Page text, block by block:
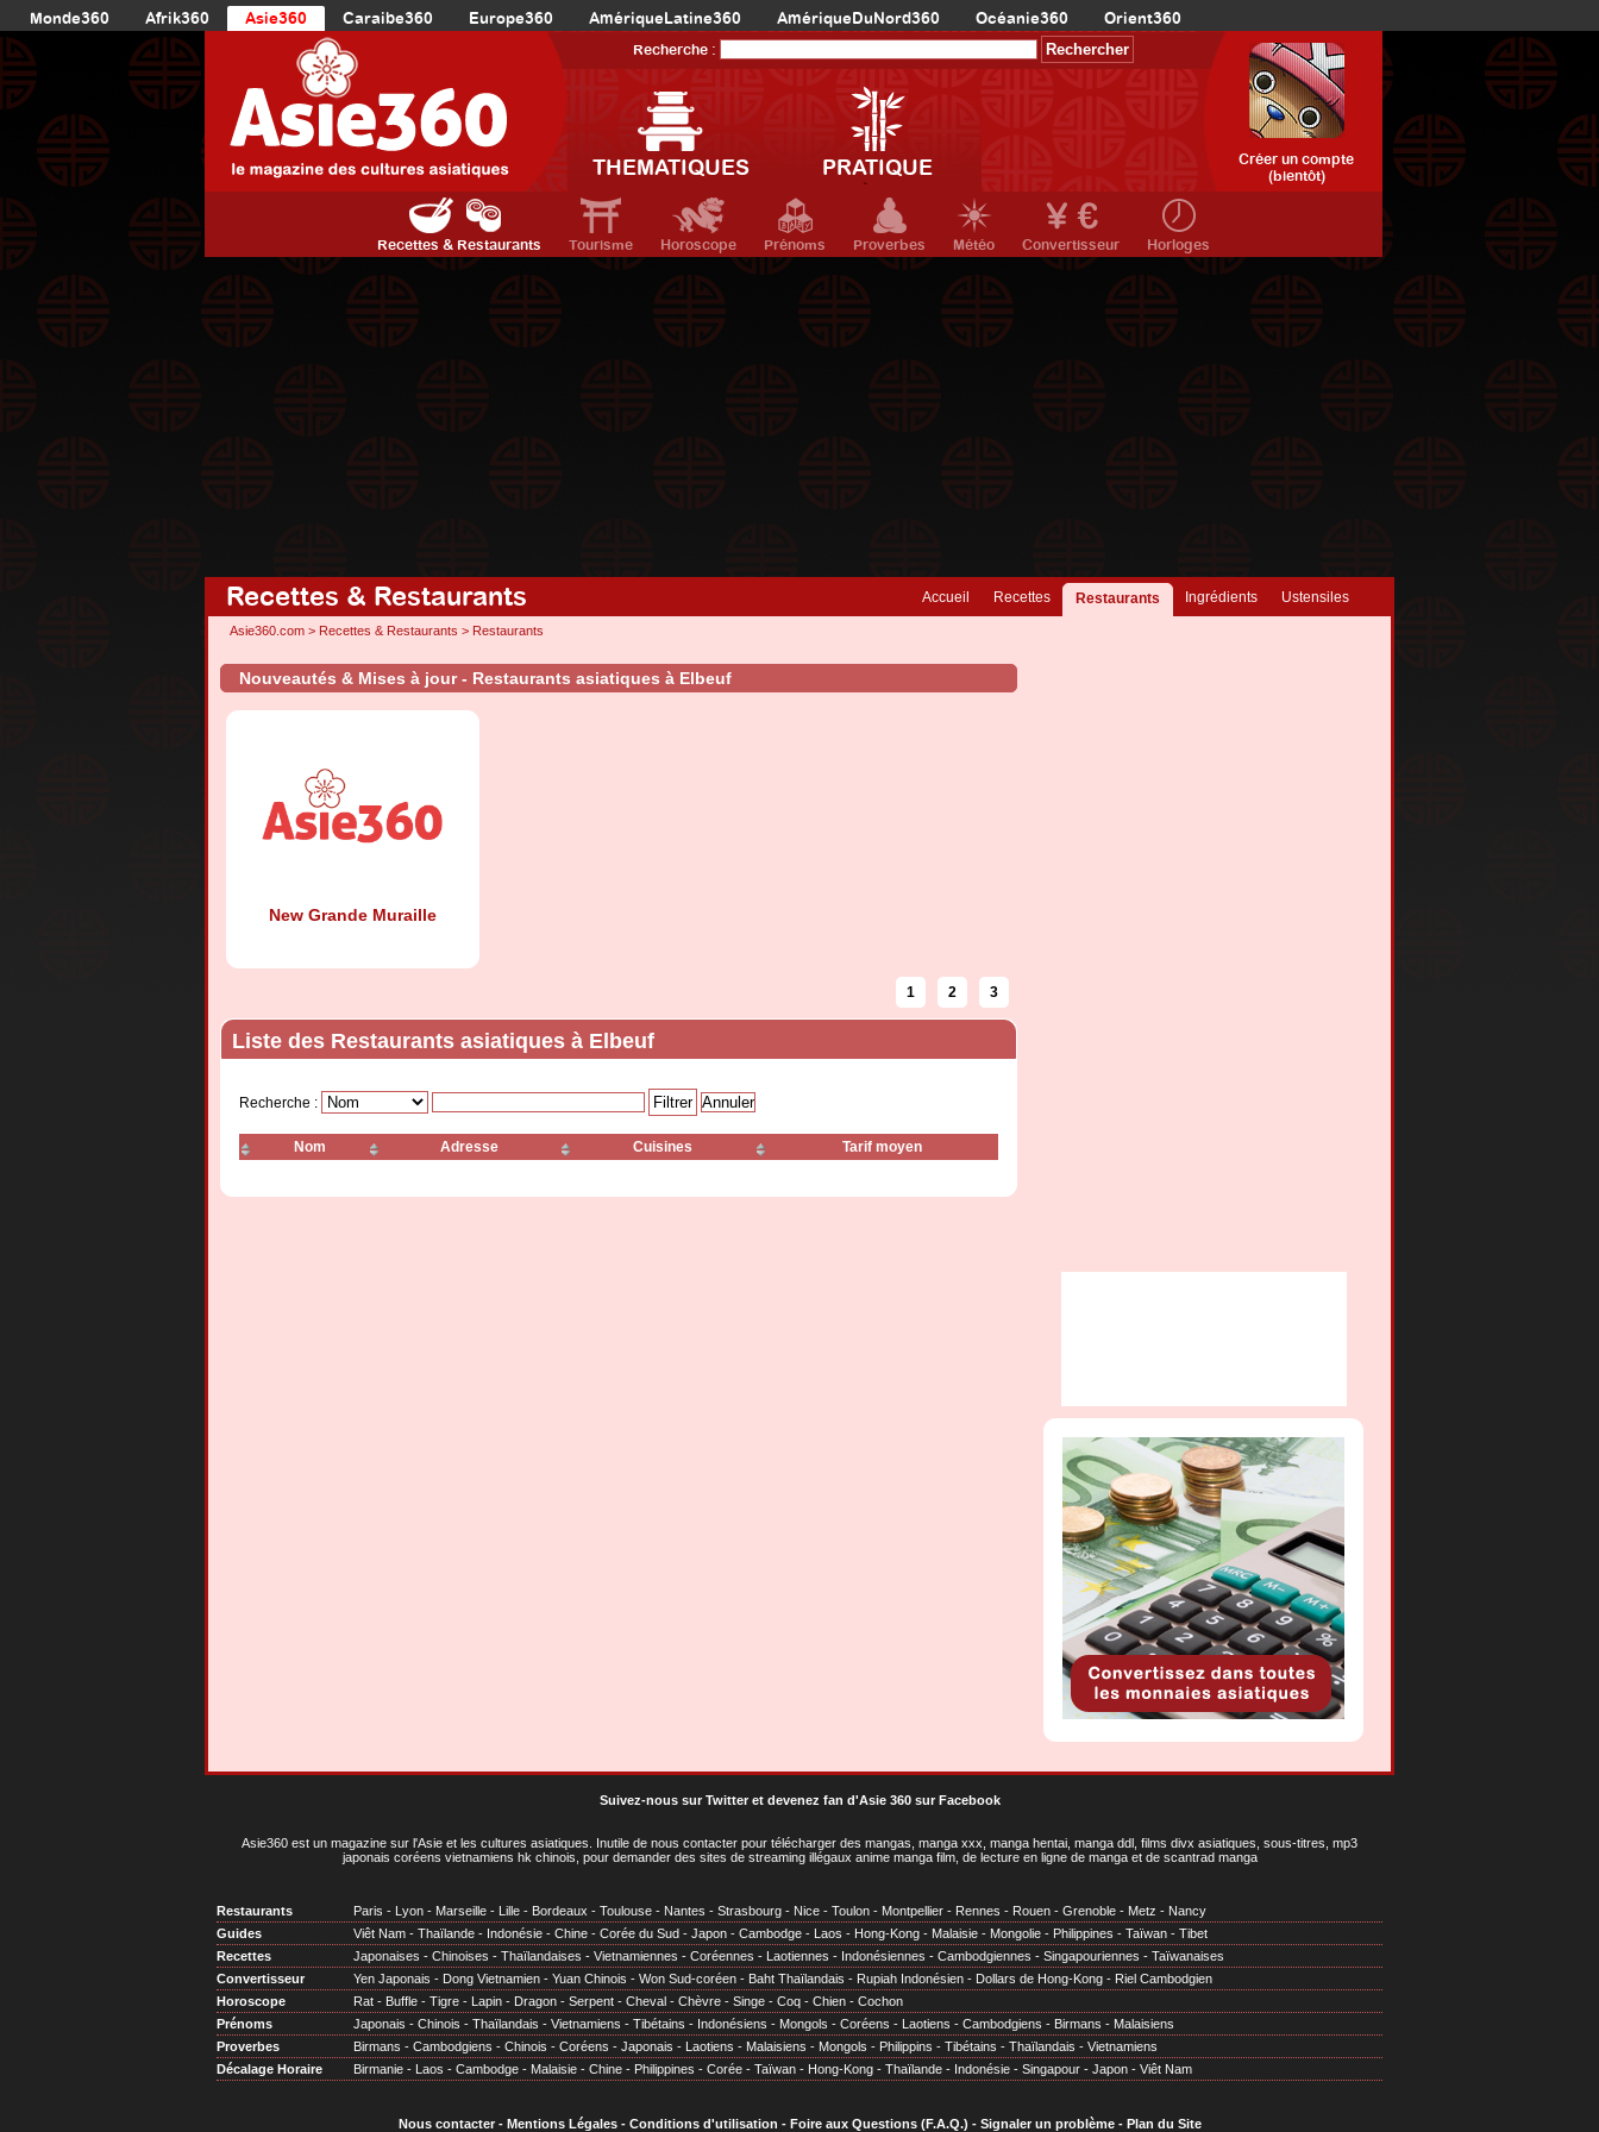
Monde360 Afrik360 Asie360 Caraibe360 Europe360 AmériqueLatine360 AmériqueDuNord360 Océanie360 Orient360
Recherche :
THEMATIQUES PRATIQUE
Créer un compte
(bientôt)
Recettes & Restaurants Tourisme Horoscope Prénoms Proverbes Météo Convertisseur Horloges
Recettes & Restaurants Ustensiles
Ingrédients
Restaurants
Recettes
Accueil
Asie360.com > Recettes & Restaurants > Restaurants
Nouveautés & Mises à jour - Restaurants asiatiques à Elbeuf
New Grande Muraille
1 2 3
Liste des Restaurants asiatiques à Elbeuf
Recherche :
Nom Adresse Cuisines Tarif moyen
Suivez-nous sur Twitteret devenez fan d'Asie 360 sur Facebook
Asie360 est un magazine sur l'Asie et les cultures asiatiques . Inutile de nous contacter pour télécharger des mangas, manga xxx, manga hentai, manga ddl, films divx asiatiques, sous-titres, mp3
japonais coréens vietnamiens hk chinois, pour demander des sites de streaming illégaux anime manga film, de lecture en ligne de manga et de scantrad manga
Restaurants Paris - Lyon - Marseille - Lille - Bordeaux - Toulouse - Nantes - Strasbourg - Nice - Toulon - Montpellier - Rennes - Rouen - Grenoble - Metz - Nancy
Guides
Viêt Nam - Thaïlande - Indonésie - Chine - Corée du Sud - Japon - Cambodge - Laos - Hong-Kong - Malaisie - Mongolie - Philippines - Taïwan - Tibet
Recettes
Japonaises - Chinoises - Thaïlandaises - Vietnamiennes - Coréennes - Laotiennes - Indonésiennes - Cambodgiennes - Singapouriennes - Taïwanaises
Convertisseur
Yen Japonais - Dong Vietnamien - Yuan Chinois - Won Sud-coréen - Baht Thaïlandais - Rupiah Indonésien - Dollars de Hong-Kong - Riel Cambodgien
Horoscope
Rat - Buffle - Tigre - Lapin - Dragon - Serpent - Cheval - Chèvre - Singe - Coq - Chien - Cochon
Prénoms
Japonais - Chinois - Thaïlandais - Vietnamiens - Tibétains - Indonésiens - Mongols - Coréens - Laotiens - Cambodgiens - Birmans - Malaisiens
Proverbes
Birmans - Cambodgiens - Chinois - Coréens - Japonais - Laotiens - Malaisiens - Mongols - Philippins - Tibétains - Thaïlandais - Vietnamiens
Décalage Horaire
Birmanie - Laos - Cambodge - Malaisie - Chine - Philippines - Corée - Taïwan - Hong-Kong - Thaïlande - Indonésie - Singapour - Japon - Viêt Nam
Nous contacter- Mentions Légales- Conditions d'utilisation - Foire aux Questions (F.A.Q.) - Signaler un problème- Plan du Site